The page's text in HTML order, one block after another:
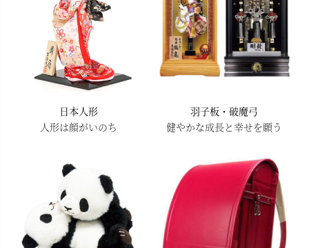
日本人形
人形は顔がいのち
羽子板・破魔弓
健やかな成長と幸せを願う